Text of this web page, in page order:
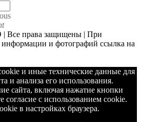
права защищены | При
информации и фотографий ссылка на
и иные технические данные для
и анализа его использования.
сайта, включая нажатие кнопки
согласие с использованием cookie.
в настройках браузера.